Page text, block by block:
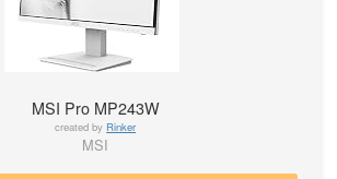
MSI Pro MP243W
created by Rinker
MSI